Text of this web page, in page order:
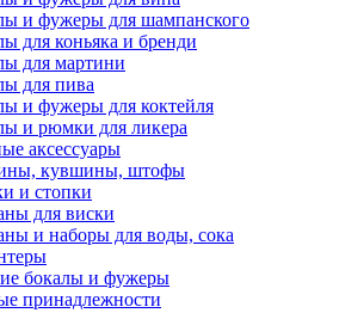
и фужеры для шампанского
для коньяка и бренди
для мартини
для пива
и фужеры для коктейля
и рюмки для ликера
аксессуары
кувшины, штофы
и стопки
для виски
и наборы для воды, сока
бокалы и фужеры
принадлежности